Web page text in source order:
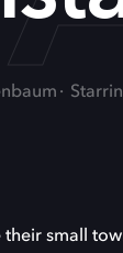
their small